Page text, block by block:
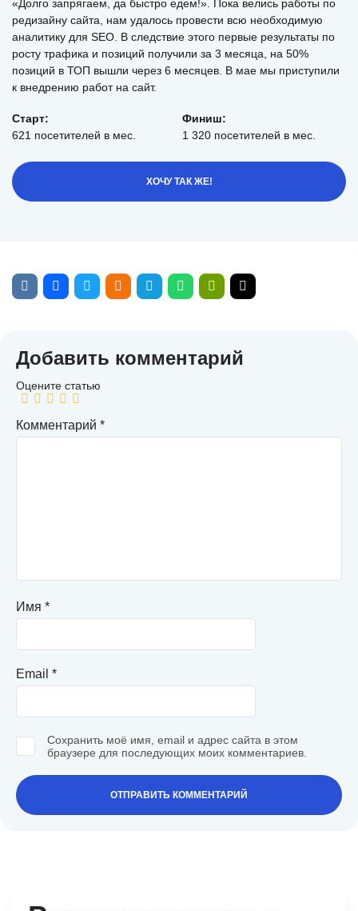
«Долго запрягаем, да быстро едем!». Пока велись работы по
редизайну сайта, нам удалось провести всю необходимую
аналитику для SEO. В следствие этого первые результаты по
росту трафика и позиций получили за 3 месяца, на 50%
позиций в ТОП вышли через 6 месяцев. В мае мы приступили
к внедрению работ на сайт.
Старт:
621 посетителей в мес.
Финиш:
1 320 посетителей в мес.
ХОЧУ ТАК ЖЕ!
Добавить комментарий
Комментарий *
Имя *
Email *
Сохранить моё имя, email и адрес сайта в этом
браузере для последующих моих комментариев.